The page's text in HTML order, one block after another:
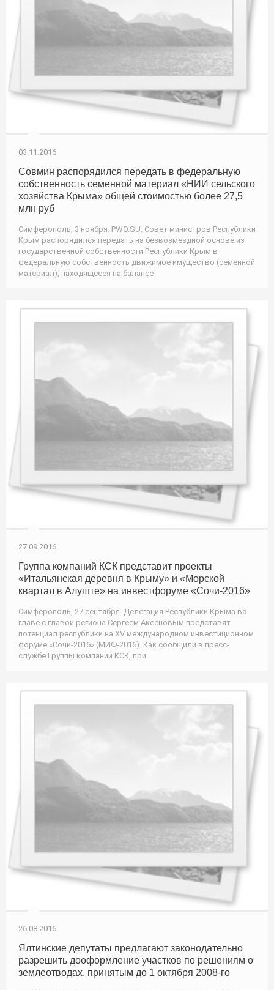
03.11.2016
Совмин распорядился передать в федеральную
собственность семенной материал «НИИ сельского
хозяйства Крыма» общей стоимостью более 27,5
млн руб
Симферополь, 3 ноября. PWO.SU. Совет министров Республики
Крым распорядился передать на безвозмездной основе из
государственной собственности Республики Крым в
федеральную собственность движимое имущество (семенной
материал), находящееся на балансе
27.09.2016
Группа компаний КСК представит проекты
«Итальянская деревня в Крыму» и «Морской
квартал в Алуште» на инвестфоруме «Сочи-2016»
Симферополь, 27 сентября. Делегация Республики Крыма во
главе с главой региона Сергеем Аксёновым представят
потенциал республики на XV международном инвестиционном
форуме «Сочи-2016» (МИФ-2016). Как сообщили в пресс-
службе Группы компаний КСК, при
26.08.2016
Ялтинские депутаты предлагают законодательно
разрешить дооформление участков по решениям о
землеотводах, принятым до 1 октября 2008-го